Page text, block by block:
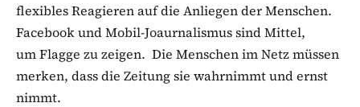
flexibles Reagieren auf die Anliegen der Menschen.
Facebook und Mobil-Joaurnalismus sind Mittel,
um Flagge zu zeigen. Die Menschen im Netz müssen
merken, dass die Zeitung sie wahrnimmt und ernst
nimmt.